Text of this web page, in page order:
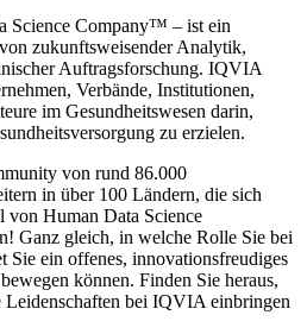
Company™ – ist ein
zukunftsweisender Analytik,
Auftragsforschung. IQVIA
Verbände, Institutionen,
im Gesundheitswesen darin,
zu erzielen.
von rund 86.000
in über 100 Ländern, die sich
von Human Data Science
Ganz gleich, in welche Rolle Sie bei
Sie ein offenes, innovationsfreudiges
können. Finden Sie heraus,
Leidenschaften bei IQVIA einbringen